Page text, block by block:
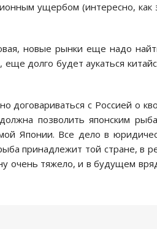
ущербом (интересно, как
новые рынки еще надо
еще долго будет аукаться
договариваться с Россией о
позволить японским
Японии. Все дело в
принадлежит той стране, в
очень тяжело, и в будущем